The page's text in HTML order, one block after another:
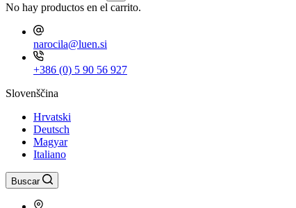
No hay productos en el carrito.
narocila@luen.si
+386 (0) 5 90 56 927
Slovenščina
Hrvatski
Deutsch
Magyar
Italiano
Buscar